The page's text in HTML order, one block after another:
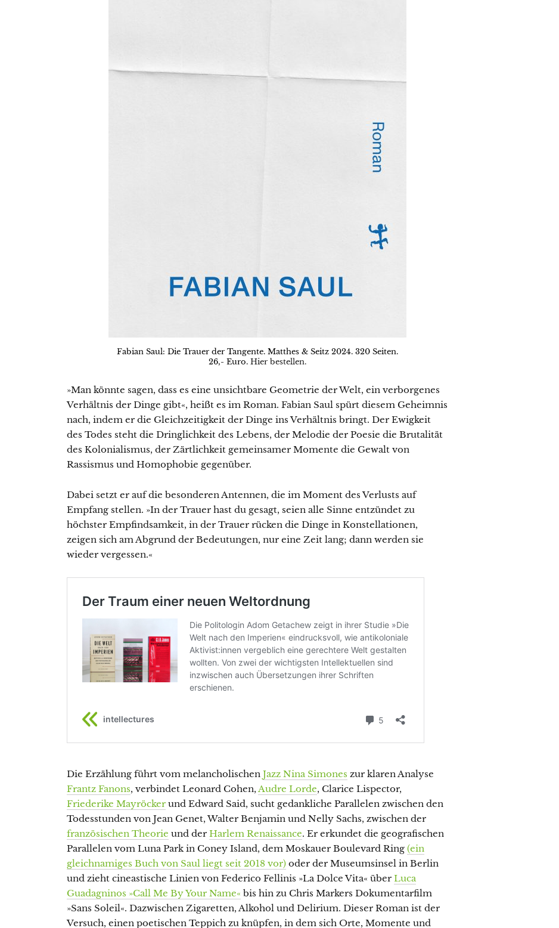
Fabian Saul: Die Trauer der Tangente. Matthes & Seitz 2024. 320 Seiten.
26,- Euro. Hier bestellen.
»Man könnte sagen, dass es eine unsichtbare Geometrie der Welt, ein verborgenes
Verhältnis der Dinge gibt«, heißt es im Roman. Fabian Saul spürt diesem Geheimnis
nach, indem er die Gleichzeitigkeit der Dinge ins Verhältnis bringt. Der Ewigkeit
des Todes steht die Dringlichkeit des Lebens, der Melodie der Poesie die Brutalität
des Kolonialismus, der Zärtlichkeit gemeinsamer Momente die Gewalt von
Rassismus und Homophobie gegenüber.
Dabei setzt er auf die besonderen Antennen, die im Moment des Verlusts auf
Empfang stellen. »In der Trauer hast du gesagt, seien alle Sinne entzündet zu
höchster Empfindsamkeit, in der Trauer rücken die Dinge in Konstellationen,
zeigen sich am Abgrund der Bedeutungen, nur eine Zeit lang; dann werden sie
wieder vergessen.«
Die Erzählung führt vom melancholischen Jazz Nina Simones zur klaren Analyse
Frantz Fanons, verbindet Leonard Cohen, Audre Lorde, Clarice Lispector,
Friederike Mayröcker und Edward Said, sucht gedankliche Parallelen zwischen den
Todesstunden von Jean Genet, Walter Benjamin und Nelly Sachs, zwischen der
französischen Theorie und der Harlem Renaissance. Er erkundet die geografischen
Parallelen vom Luna Park in Coney Island, dem Moskauer Boulevard Ring (ein
gleichnamiges Buch von Saul liegt seit 2018 vor) oder der Museumsinsel in Berlin
und zieht cineastische Linien von Federico Fellinis »La Dolce Vita« über Luca
Guadagninos »Call Me By Your Name« bis hin zu Chris Markers Dokumentarfilm
»Sans Soleil«. Dazwischen Zigaretten, Alkohol und Delirium. Dieser Roman ist der
Versuch, einen poetischen Teppich zu knüpfen, in dem sich Orte, Momente und